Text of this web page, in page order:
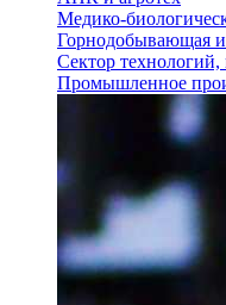
Медико-
Горнодобывающая и
Сектор
Промышленное